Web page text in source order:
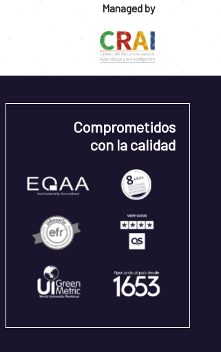
Managed by
Comprometidos
con la calidad